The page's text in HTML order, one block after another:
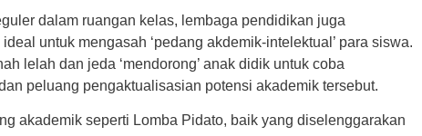
dalam ruangan kelas, lembaga pendidikan juga
untuk mengasah ‘pedang akdemik-intelektual’ para siswa.
lelah dan jeda ‘mendorong’ anak didik untuk coba
peluang pengaktualisasian potensi akademik tersebut.
akademik seperti Lomba Pidato, baik yang diselenggarakan